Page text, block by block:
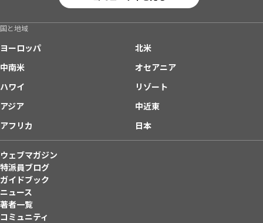
国と地域
ヨーロッパ
北米
中南米
オセアニア
ハワイ
リゾート
アジア
中近東
アフリカ
日本
ウェブマガジン
特派員ブログ
ガイドブック
ニュース
著者一覧
コミュニティ